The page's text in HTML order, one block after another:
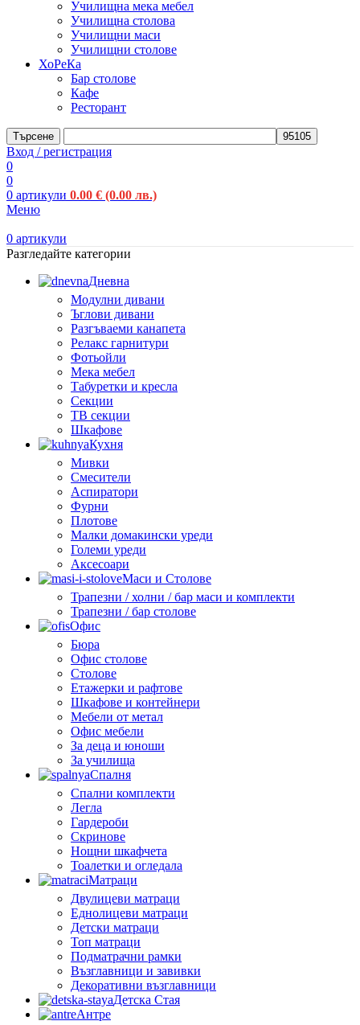
Училищна мека мебел
Училищна столова
Училищни маси
Училищни столове
ХоРеКа
Бар столове
Кафе
Ресторант
Търсене
Вход / регистрация
0
0
0 артикули 0.00 € (0.00 лв.)
Меню
0 артикули
Разгледайте категории
Дневна
Модулни дивани
Ъглови дивани
Разгъваеми канапета
Релакс гарнитури
Фотьойли
Мека мебел
Табуретки и кресла
Секции
ТВ секции
Шкафове
Кухня
Мивки
Смесители
Аспиратори
Фурни
Плотове
Малки домакински уреди
Големи уреди
Аксесоари
Маси и Столове
Трапезни / холни / бар маси и комплекти
Трапезни / бар столове
Офис
Бюра
Офис столове
Столове
Етажерки и рафтове
Шкафове и контейнери
Мебели от метал
Офис мебели
За деца и юноши
За училища
Спалня
Спални комплекти
Легла
Гардероби
Скринове
Нощни шкафчета
Тоалетки и огледала
Матраци
Двулицеви матраци
Еднолицеви матраци
Детски матраци
Топ матраци
Подматрачни рамки
Възглавници и завивки
Декоративни възглавници
Детска Стая
Антре